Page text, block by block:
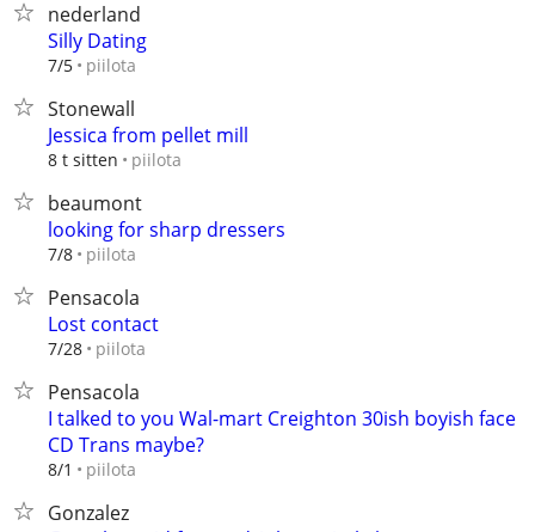
nederland
Silly Dating
7/5 piilota
Stonewall
Jessica from pellet mill
8 t sitten piilota
beaumont
looking for sharp dressers
7/8 piilota
Pensacola
Lost contact
7/28 piilota
Pensacola
I talked to you Wal-mart Creighton 30ish boyish face
CD Trans maybe?
8/1 piilota
Gonzalez